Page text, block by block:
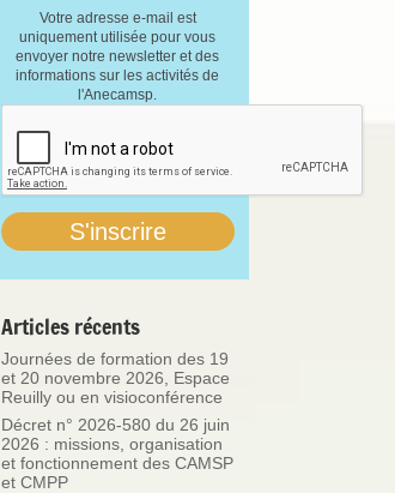
Votre adresse e-mail est
uniquement utilisée pour vous
envoyer notre newsletter et des
informations sur les activités de
l'Anecamsp.
Articles récents
Journées de formation des 19
et 20 novembre 2026, Espace
Reuilly ou en visioconférence
Décret n° 2026-580 du 26 juin
2026 : missions, organisation
et fonctionnement des CAMSP
et CMPP